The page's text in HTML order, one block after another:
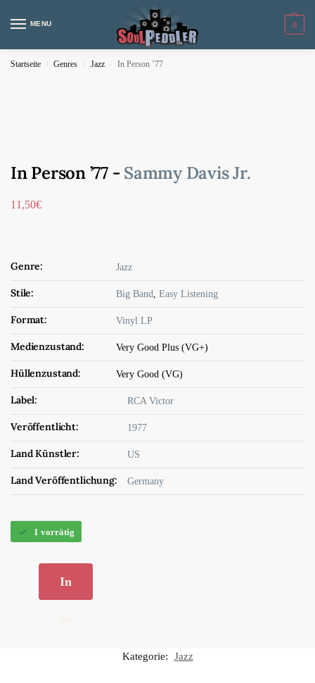
MENU 0
Startseite / Genres / Jazz / In Person ’77
In Person ’77 - Sammy Davis Jr.
11,50€
Genre: Jazz
Stile: Big Band, Easy Listening
Format: Vinyl LP
Medienzustand: Very Good Plus (VG+)
Hüllenzustand: Very Good (VG)
Label: RCA Victor
Veröffentlicht: 1977
Land Künstler: US
Land Veröffentlichung: Germany
1 vorrätig
In
Kategorie: Jazz